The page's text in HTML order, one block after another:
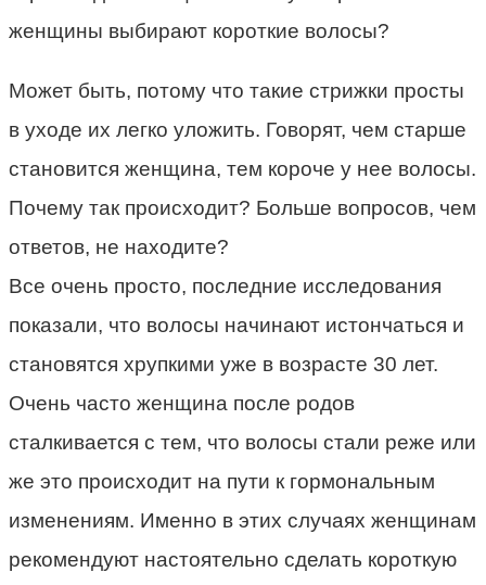
женщины выбирают короткие волосы?
Может быть, потому что такие стрижки просты
в уходе их легко уложить. Говорят, чем старше
становится женщина, тем короче у нее волосы.
Почему так происходит? Больше вопросов, чем
ответов, не находите?
Все очень просто, последние исследования
показали, что волосы начинают истончаться и
становятся хрупкими уже в возрасте 30 лет.
Очень часто женщина после родов
сталкивается с тем, что волосы стали реже или
же это происходит на пути к гормональным
изменениям. Именно в этих случаях женщинам
рекомендуют настоятельно сделать короткую